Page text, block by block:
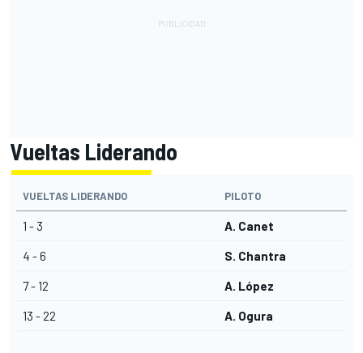
Vueltas Liderando
VUELTAS LIDERANDO PILOTO
1 - 3 A. Canet
4 - 6 S. Chantra
7 - 12 A. López
13 - 22 A. Ogura